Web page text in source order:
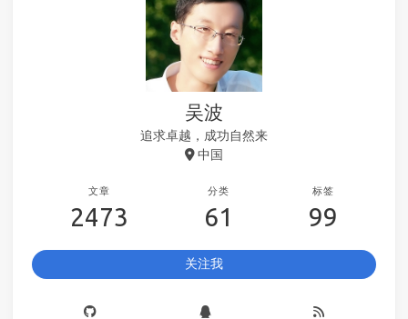
吴波
追求卓越，成功自然来
中国
文章
2473
分类
61
标签
99
关注我